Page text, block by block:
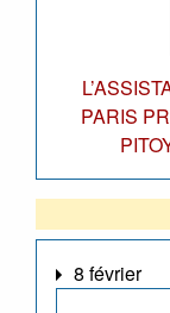
PARIS
8 février